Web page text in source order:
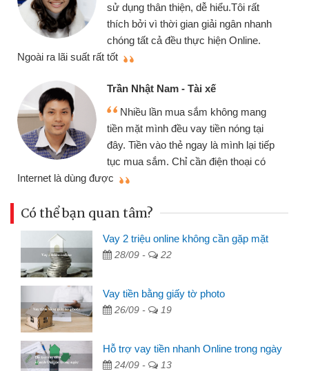
sử dụng thân thiện, dễ hiểu.Tôi rất
thích bởi vì thời gian giải ngân nhanh
chóng tất cả đều thực hiện Online.
Ngoài ra lãi suất rất tốt
Trần Nhật Nam - Tài xế
Nhiều lần mua sắm không mang
tiền mặt mình đều vay tiền nóng tại
đây. Tiền vào thẻ ngay là mình lại tiếp
tục mua sắm. Chỉ cần điện thoại có
Internet là dùng được
Có thể bạn quan tâm?
Vay 2 triệu online không cần gặp mặt
28/09 - 22
Vay tiền bằng giấy tờ photo
26/09 - 19
Hỗ trợ vay tiền nhanh Online trong ngày
24/09 - 13